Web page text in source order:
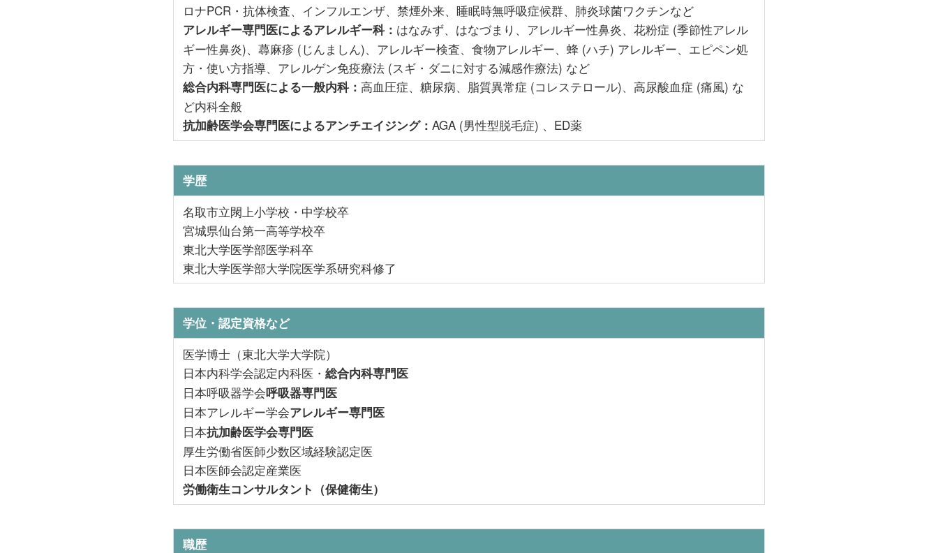
ロナPCR・抗体検査、インフルエンザ、禁煙外来、睡眠時無呼吸症候群、肺炎球菌ワクチンなど
アレルギー専門医によるアレルギー科： はなみず、はなづまり、アレルギー性鼻炎、花粉症 (季節性アレル
ギー性鼻炎)、蕁麻疹 (じんましん)、アレルギー検査、食物アレルギー、蜂 (ハチ) アレルギー、エピペン処
方・使い方指導、アレルゲン免疫療法 (スギ・ダニに対する減感作療法) など
総合内科専門医による一般内科： 高血圧症、糖尿病、脂質異常症 (コレステロール)、高尿酸血症 (痛風) な
ど内科全般
抗加齢医学会専門医によるアンチエイジング： AGA (男性型脱毛症) 、ED薬
学歴
名取市立閖上小学校・中学校卒
宮城県仙台第一高等学校卒
東北大学医学部医学科卒
東北大学医学部大学院医学系研究科修了
学位・認定資格など
医学博士（東北大学大学院）
日本内科学会認定内科医・ 総合内科専門医
日本呼吸器学会呼吸器専門医
日本アレルギー学会アレルギー専門医
日本抗加齢医学会専門医
厚生労働省医師少数区域経験認定医
日本医師会認定産業医
労働衛生コンサルタント（保健衛生）
職歴